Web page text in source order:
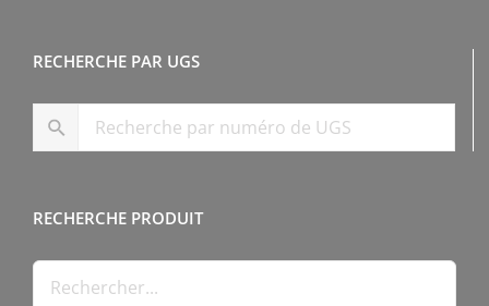
RECHERCHE PAR UGS
RECHERCHE PRODUIT